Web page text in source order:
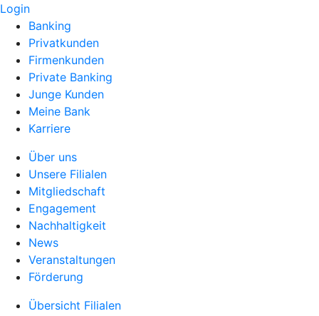
Login
Banking
Privatkunden
Firmenkunden
Private Banking
Junge Kunden
Meine Bank
Karriere
Über uns
Unsere Filialen
Mitgliedschaft
Engagement
Nachhaltigkeit
News
Veranstaltungen
Förderung
Übersicht Filialen